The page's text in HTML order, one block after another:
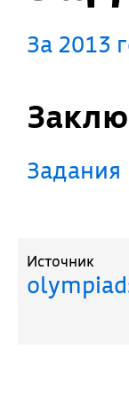
За 2013
Задания
Источник